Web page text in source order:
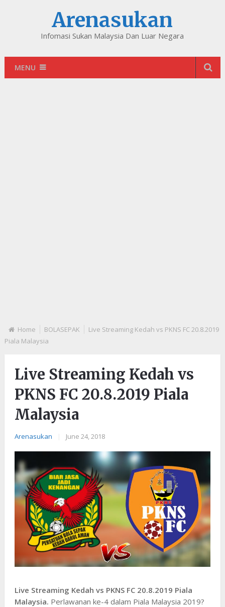
Arenasukan
Infomasi Sukan Malaysia Dan Luar Negara
MENU
Home BOLASEPAK
Live Streaming Kedah vs PKNS FC 20.8.2019
Piala Malaysia
Live Streaming Kedah vs
PKNS FC 20.8.2019 Piala
Malaysia
Arenasukan June 24, 2018
Live Streaming Kedah vs PKNS FC 20.8.2019 Piala
Malaysia. Perlawanan ke-4 dalam Piala Malaysia 2019?